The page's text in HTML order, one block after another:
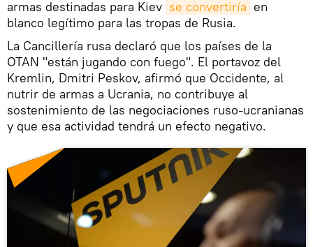
armas destinadas para Kiev se convertiría en
blanco legítimo para las tropas de Rusia.
La Cancillería rusa declaró que los países de la
OTAN "están jugando con fuego". El portavoz del
Kremlin, Dmitri Peskov, afirmó que Occidente, al
nutrir de armas a Ucrania, no contribuye al
sostenimiento de las negociaciones ruso-ucranianas
y que esa actividad tendrá un efecto negativo.